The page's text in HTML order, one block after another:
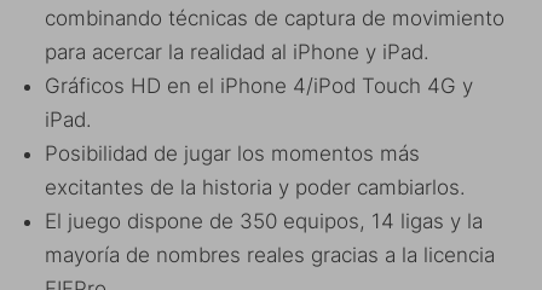
combinando técnicas de captura de movimiento
para acercar la realidad al iPhone y iPad.
Gráficos HD en el iPhone 4/iPod Touch 4G y
iPad.
Posibilidad de jugar los momentos más
excitantes de la historia y poder cambiarlos.
El juego dispone de 350 equipos, 14 ligas y la
mayoría de nombres reales gracias a la licencia